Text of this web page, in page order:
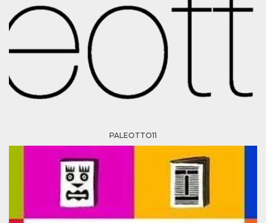
PALEOTTO11
m
Stripe
m.stripe.com
1 year 1
month
This cookie
is generally
facilitating
caching of
content on
Storage declaration
Description
wpEmojiSettingsSupports